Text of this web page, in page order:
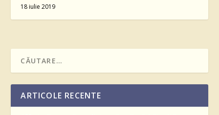
18 iulie 2019
ARTICOLE RECENTE